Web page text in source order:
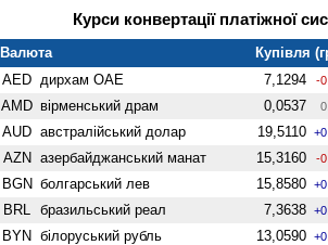
Курси конвертації платіжної
Валюта Купівля
AED дирхам ОАЕ 7,1294 -
AMD вiрменський драм 0,0537
AUD австралійський долар 19,5110
AZN азербайджанський манат 15,3160 -
BGN болгарський лев 15,8580
BRL бразильський реал 7,3638
BYN білоруський рубль 13,0590